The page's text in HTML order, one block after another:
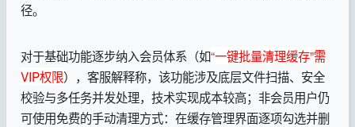
径。
对于基础功能逐步纳入会员体系（如“一键批量清理缓存”需
VIP权限），客服解释称，该功能涉及底层文件扫描、安全
校验与多任务并发处理，技术实现成本较高；非会员用户仍
可使用免费的手动清理方式：在缓存管理界面逐项勾选并删